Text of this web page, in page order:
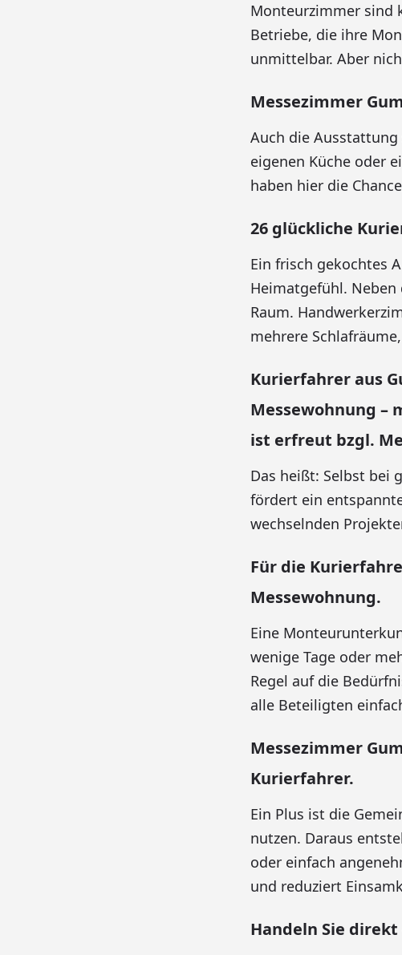
Monteurzimmer sind
Betriebe, die ihre
unmittelbar. Aber
Messezimmer
Auch die
eigenen Küche oder
haben hier die
26 glückliche
Ein frisch gekochtes
Heimatgefühl.
Raum.
mehrere
Kurierfahrer aus
Messewohnung –
ist erfreut bzgl.
Das heißt: Selbst bei
fördert ein
wechselnden
Für die
Messewohnung.
Eine
wenige Tage oder
Regel auf die
alle Beteiligten
Messezimmer
Kurierfahrer.
Ein Plus ist die
nutzen. Daraus
oder einfach
und reduziert
Handeln Sie